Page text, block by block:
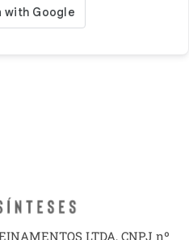
LTDA, CNPJ nº